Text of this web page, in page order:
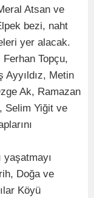
Atsan ve
bezi, naht
yer alacak.
Topçu,
Ayyıldız, Metin
Ak, Ramazan
Selim Yiğit ve
yaşatmayı
Doğa ve
Köyü